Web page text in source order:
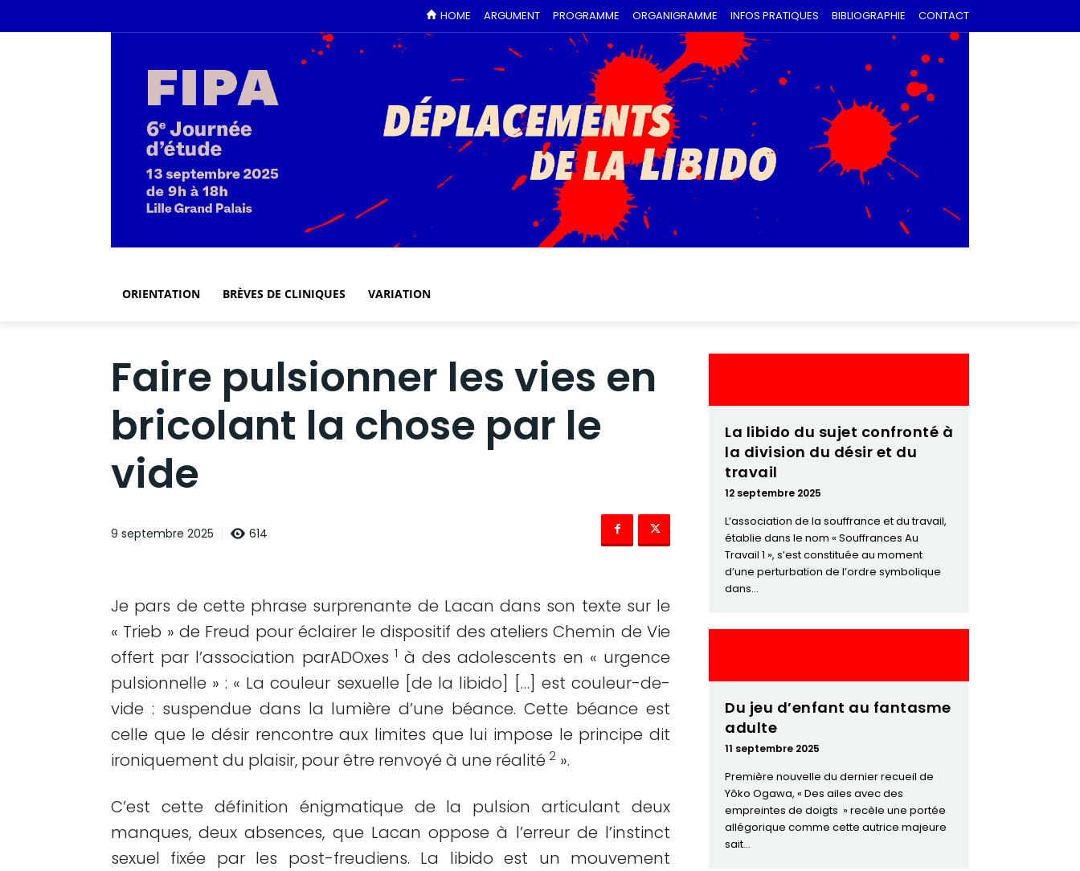
HOME ARGUMENT PROGRAMME ORGANIGRAMME INFOS PRATIQUES BIBLIOGRAPHIE CONTACT
ORIENTATION BRÈVES DE CLINIQUES VARIATION
Faire pulsionner les vies en
bricolant la chose par le
vide
9 septembre 2025 614
Je pars de cette phrase surprenante de Lacan dans son texte sur le
« Trieb » de Freud pour éclairer le dispositif des ateliers Chemin de Vie
offert par l’association parADOxes 1 à des adolescents en « urgence
pulsionnelle » : « La couleur sexuelle [de la libido] […] est couleur-de-
vide : suspendue dans la lumière d’une béance. Cette béance est
celle que le désir rencontre aux limites que lui impose le principe dit
ironiquement du plaisir, pour être renvoyé à une réalité 2 ».
C’est cette définition énigmatique de la pulsion articulant deux
manques, deux absences, que Lacan oppose à l’erreur de l’instinct
sexuel fixée par les post-freudiens. La libido est un mouvement
La libido du sujet confronté à
la division du désir et du
travail
12 septembre 2025
L’association de la souffrance et du travail,
établie dans le nom « Souffrances Au
Travail 1 », s’est constituée au moment
d’une perturbation de l’ordre symbolique
dans...
Du jeu d’enfant au fantasme
adulte
11 septembre 2025
Première nouvelle du dernier recueil de
Yôko Ogawa, « Des ailes avec des
empreintes de doigts » recèle une portée
allégorique comme cette autrice majeure
sait...